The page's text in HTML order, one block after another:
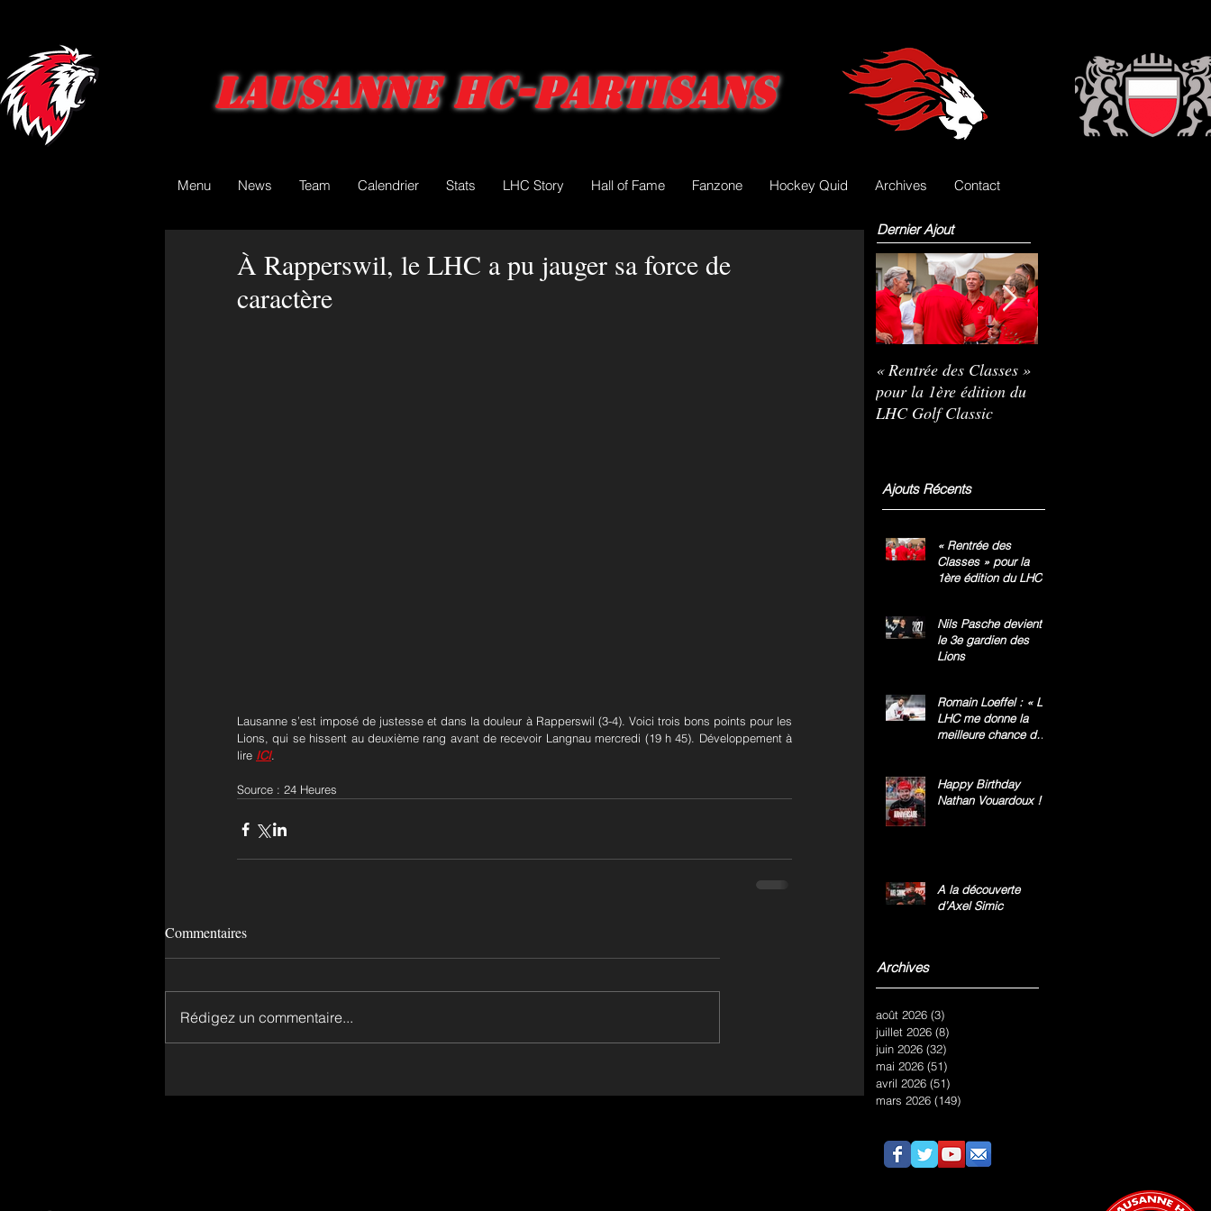
Lausanne HC-Partisans
Menu News Team Calendrier Stats LHC Story Hall of Fame Fanzone Hockey Quid Archives Contact
À Rapperswil, le LHC a pu jauger sa force de
caractère
Lausanne s’est imposé de justesse et dans la douleur à Rapperswil (3-4). Voici trois bons points pour les
Lions, qui se hissent au deuxième rang avant de recevoir Langnau mercredi (19 h 45). Développement à
lire ICI.
Source : 24 Heures
Commentaires
Rédigez un commentaire...
Dernier Ajout
« Rentrée des Classes »
pour la 1ère édition du
LHC Golf Classic
Ajouts Récents
« Rentrée des
Classes » pour la
1ère édition du LHC
Nils Pasche devient
le 3e gardien des
Lions
Romain Loeffel : « Le
LHC me donne la
meilleure chance de
Happy Birthday
Nathan Vouardoux !
A la découverte
d’Axel Simic
Archives
août 2026 (3)
juillet 2026 (8)
juin 2026 (32)
mai 2026 (51)
avril 2026 (51)
mars 2026 (149)